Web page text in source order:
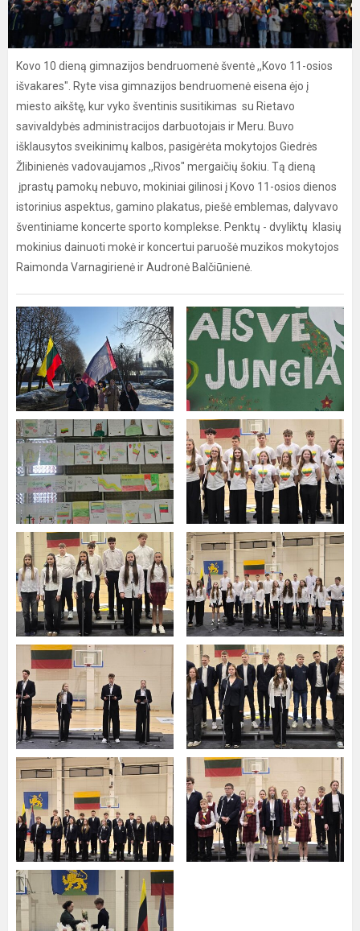
Kovo 10 dieną gimnazijos bendruomenė šventė ,,Kovo 11-osios
išvakares". Ryte visa gimnazijos bendruomenė eisena ėjo į
miesto aikštę, kur vyko šventinis susitikimas su Rietavo
savivaldybės administracijos darbuotojais ir Meru. Buvo
išklausytos sveikinimų kalbos, pasigėrėta mokytojos Giedrės
Žlibinienės vadovaujamos ,,Rivos" mergaičių šokiu. Tą dieną
įprastų pamokų nebuvo, mokiniai gilinosi į Kovo 11-osios dienos
istorinius aspektus, gamino plakatus, piešė emblemas, dalyvavo
šventiniame koncerte sporto komplekse. Penktų - dvyliktų klasių
mokinius dainuoti mokė ir koncertui paruošė muzikos mokytojos
Raimonda Varnagirienė ir Audronė Balčiūnienė.